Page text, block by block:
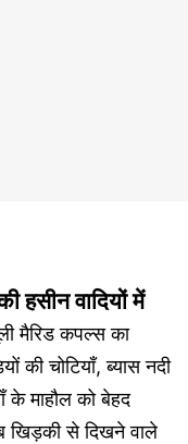
हसीन वादियों में
मैरिड कपल्स का
की चोटियाँ, ब्यास नदी
माहौल को बेहद
खिड़की से दिखने वाले